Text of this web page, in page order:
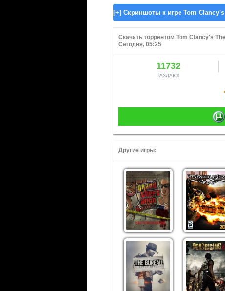
Скачать торрентом Tom Clancy's
Сегодня, 05:25
11732
РАЗДАЮТ
Другие игры: